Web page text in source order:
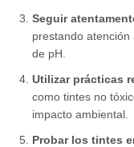
Seguir
prestando
de pH.
Utilizar prácticas
como tintes no
impacto ambiental.
Probar los tintes